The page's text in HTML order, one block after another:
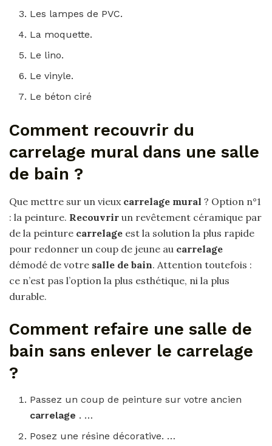
Les lampes de PVC.
La moquette.
Le lino.
Le vinyle.
Le béton ciré
Comment recouvrir du
carrelage mural dans une salle
de bain ?
Que mettre sur un vieux carrelage mural ? Option n°1
: la peinture. Recouvrir un revêtement céramique par
de la peinture carrelage est la solution la plus rapide
pour redonner un coup de jeune au carrelage
démodé de votre salle de bain. Attention toutefois :
ce n’est pas l’option la plus esthétique, ni la plus
durable.
Comment refaire une salle de
bain sans enlever le carrelage
?
Passez un coup de peinture sur votre ancien
carrelage . …
Posez une résine décorative. …